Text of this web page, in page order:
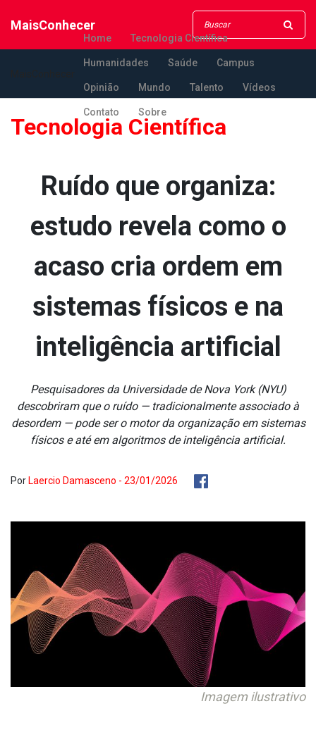
MaisConhecer
Home Tecnologia Científica
Humanidades Saúde Campus
Opinião Mundo Talento Vídeos
Contato Sobre
Tecnologia Científica
Ruído que organiza:
estudo revela como o
acaso cria ordem em
sistemas físicos e na
inteligência artificial
Pesquisadores da Universidade de Nova York (NYU)
descobriram que o ruído — tradicionalmente associado à
desordem — pode ser o motor da organização em sistemas
físicos e até em algoritmos de inteligência artificial.
Por Laercio Damasceno - 23/01/2026
Imagem ilustrativo